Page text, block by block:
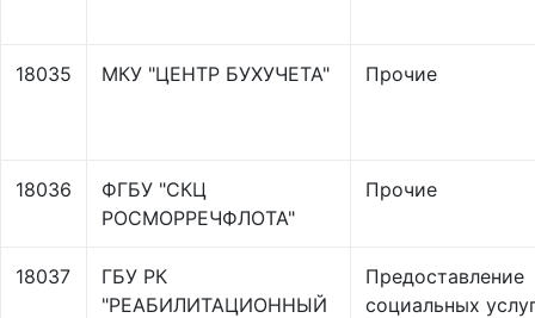
18035 МКУ "ЦЕНТР БУХУЧЕТА" Прочие
18036
ФГБУ "СКЦ
РОСМОРРЕЧФЛОТА"
Прочие
18037
ГБУ РК
"РЕАБИЛИТАЦИОННЫЙ
Предоставление
социальных